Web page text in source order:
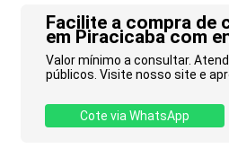
Facilite a compra de
em Piracicaba com
Valor mínimo a consultar.
públicos. Visite nosso site e
Cote via WhatsApp